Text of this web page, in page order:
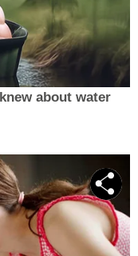
about water